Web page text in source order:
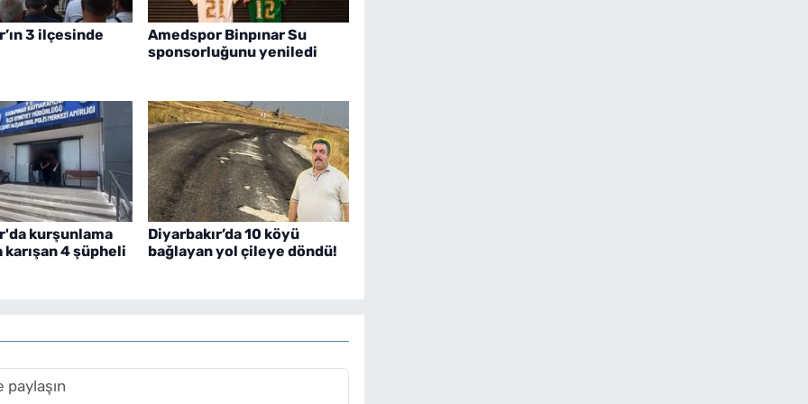
3 ilçesinde
Amedspor Binpınar Su
sponsorluğunu yeniledi
kurşunlama
karışan 4 şüpheli
Diyarbakır’da 10 köyü
bağlayan yol çileye döndü!